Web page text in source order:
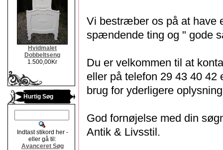
Hvidmalet
Dobbeltseng
1.500,00Kr
Hurtig Søg
Indtast stikord her -
eller gå til:
Avanceret Søg
Vi bestræber os på at have
spændende ting og " gode
Du er velkommen til at
eller på telefon 29 43 40 42
brug for yderligere
God fornøjelse med din
Antik & Livsstil.